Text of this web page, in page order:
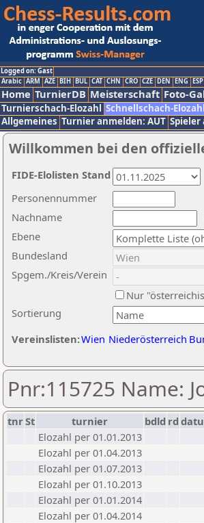
Logged on: Gast
Arabic ARM AZE BIH BUL CAT CHN CRO CZE DEN ENG ESP
Home TurnierDB Meisterschaft Foto-
Turnierschach-Elozahl Schnellschach-Elozahl
Allgemeines Turnier anmelden: AUT Spieler
Willkommen bei den
Nachname
Ebene
Sortierung
Personennummer
Bundesland
Spgem./Kreis/Verein
Nur
Vereinslisten:Wien Niederösterreich
FIDE-Elolisten Stand
Pnr:115725 Name:
tnrSt turnier bdld rd
Elozahl per 01.01.2013
Elozahl per 01.04.2013
Elozahl per 01.07.2013
Elozahl per 01.10.2013
Elozahl per 01.01.2014
Elozahl per 01.04.2014